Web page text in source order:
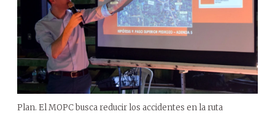
Plan. El MOPC busca reducir los accidentes en la ruta